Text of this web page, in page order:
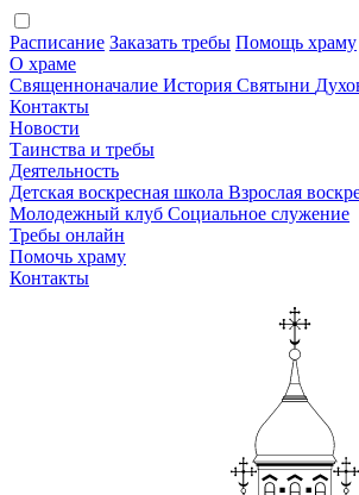
Расписание Заказать требы Помощь храму
О храме
Священноначалие История Святыни
Контакты
Новости
Таинства и требы
Деятельность
Детская воскресная школа Взрослая
Молодежный клуб Социальное служение
Требы онлайн
Помочь храму
Контакты